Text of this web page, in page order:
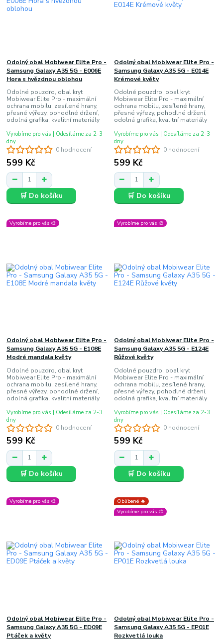
0 hodnocení
Odolný obal Mobiwear Elite Pro -
Samsung Galaxy A35 5G - E006E
Hora s hvězdnou oblohou
Odolné pouzdro, obal kryt
Mobiwear Elite Pro - maximální
ochrana mobilu, zesílené hrany,
přesné výřezy, pohodlné držení,
odolná grafika, kvalitní materiály
599 Kč
Vyrobíme pro vás | Odesíláme za 2-3
dny
🛒 Do košíku
0 hodnocení
Odolný obal Mobiwear Elite Pro -
Samsung Galaxy A35 5G - E014E
Krémové květy
Odolné pouzdro, obal kryt
Mobiwear Elite Pro - maximální
ochrana mobilu, zesílené hrany,
přesné výřezy, pohodlné držení,
odolná grafika, kvalitní materiály
599 Kč
Vyrobíme pro vás | Odesíláme za 2-3
dny
🛒 Do košíku
Vyrobíme pro vás 🎨
0 hodnocení
Odolný obal Mobiwear Elite Pro -
Samsung Galaxy A35 5G - E108E
Modré mandala květy
Odolné pouzdro, obal kryt
Mobiwear Elite Pro - maximální
ochrana mobilu, zesílené hrany,
přesné výřezy, pohodlné držení,
odolná grafika, kvalitní materiály
599 Kč
Vyrobíme pro vás | Odesíláme za 2-3
dny
🛒 Do košíku
Vyrobíme pro vás 🎨
0 hodnocení
Odolný obal Mobiwear Elite Pro -
Samsung Galaxy A35 5G - E124E
Růžové květy
Odolné pouzdro, obal kryt
Mobiwear Elite Pro - maximální
ochrana mobilu, zesílené hrany,
přesné výřezy, pohodlné držení,
odolná grafika, kvalitní materiály
599 Kč
Vyrobíme pro vás | Odesíláme za 2-3
dny
🛒 Do košíku
Vyrobíme pro vás 🎨
Odolný obal Mobiwear Elite Pro -
Samsung Galaxy A35 5G - ED09E
Ptáček a květy
Oblíbené 🔥
Vyrobíme pro vás 🎨
Odolný obal Mobiwear Elite Pro -
Samsung Galaxy A35 5G - EP01E
Rozkvetlá louka